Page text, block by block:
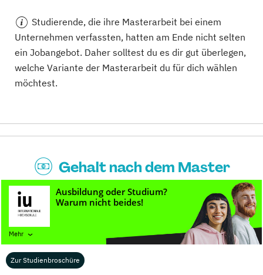
Zur Studienbroschüre
Mehr
Studierende, die ihre Masterarbeit bei einem
Unternehmen verfassten, hatten am Ende nicht selten
ein Jobangebot. Daher solltest du es dir gut überlegen,
welche Variante der Masterarbeit du für dich wählen
möchtest.
Gehalt nach dem Master
Studium
Wie viel du nach deinem Master Studium verdienen
wirst, hängt von verschiedenen Faktoren ab, wie zum
Beispiel deinerFachrichtung, deinerBerufserfahrung,
demStandortund der